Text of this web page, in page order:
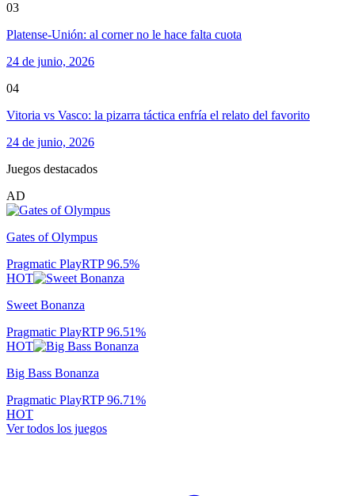
03
Platense-Unión: al corner no le hace falta cuota
24 de junio, 2026
04
Vitoria vs Vasco: la pizarra táctica enfría el relato del favorito
24 de junio, 2026
Juegos destacados
AD
Gates of Olympus
Pragmatic PlayRTP96.5%
HOT
Sweet Bonanza
Pragmatic PlayRTP96.51%
HOT
Big Bass Bonanza
Pragmatic PlayRTP96.71%
HOT
Ver todos los juegos